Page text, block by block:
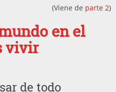
(Viene de parte 2)
en el
vivir
de todo